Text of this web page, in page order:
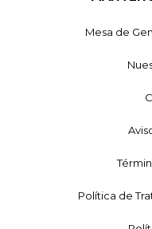
Mesa de
Política de